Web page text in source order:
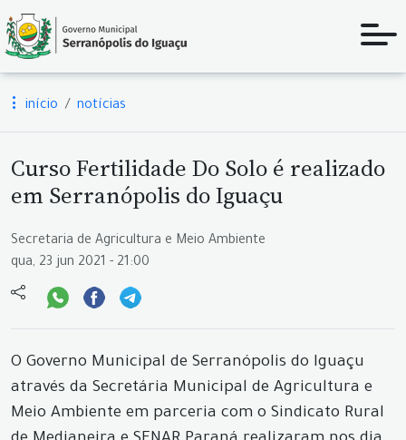
início notícias
Curso Fertilidade Do Solo é realizado
em Serranópolis do Iguaçu
Secretaria de Agricultura e Meio Ambiente
qua, 23 jun 2021 - 21:00
O Governo Municipal de Serranópolis do Iguaçu
através da Secretária Municipal de Agricultura e
Meio Ambiente em parceria com o Sindicato Rural